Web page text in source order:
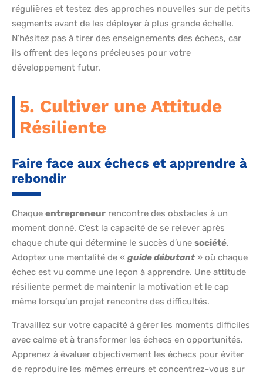
régulières et testez des approches nouvelles sur de petits
segments avant de les déployer à plus grande échelle.
N’hésitez pas à tirer des enseignements des échecs, car
ils offrent des leçons précieuses pour votre
développement futur.
5. Cultiver une Attitude
Résiliente
Faire face aux échecs et apprendre à
rebondir
Chaque entrepreneur rencontre des obstacles à un
moment donné. C’est la capacité de se relever après
chaque chute qui détermine le succès d’une société.
Adoptez une mentalité de « guide débutant » où chaque
échec est vu comme une leçon à apprendre. Une attitude
résiliente permet de maintenir la motivation et le cap
même lorsqu’un projet rencontre des difficultés.
Travaillez sur votre capacité à gérer les moments difficiles
avec calme et à transformer les échecs en opportunités.
Apprenez à évaluer objectivement les échecs pour éviter
de reproduire les mêmes erreurs et concentrez-vous sur